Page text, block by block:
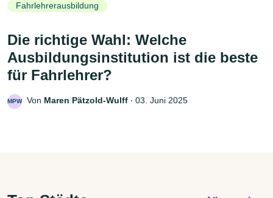
Fahrlehrerausbildung
Die richtige Wahl: Welche
Ausbildungsinstitution ist die beste
für Fahrlehrer?
MPW Von Maren Pätzold-Wulff ‧ 03. Juni 2025